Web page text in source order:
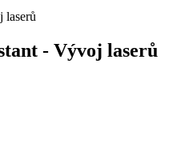
laserů
- Vývoj laserů